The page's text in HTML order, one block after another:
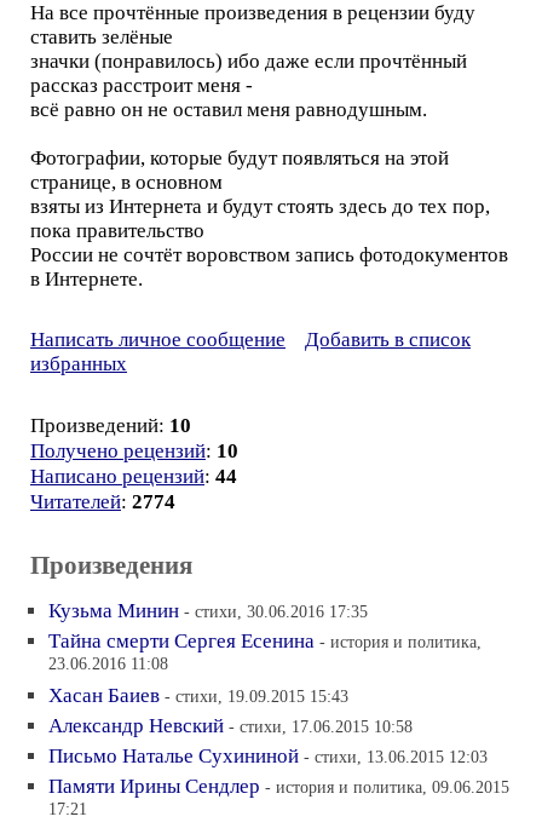
На все прочтённые произведения в рецензии буду
ставить зелёные
значки (понравилось) ибо даже если прочтённый
рассказ расстроит меня -
всё равно он не оставил меня равнодушным.
Фотографии, которые будут появляться на этой
странице, в основном
взяты из Интернета и будут стоять здесь до тех пор,
пока правительство
России не сочтёт воровством запись фотодокументов
в Интернете.
Написать личное сообщение
Добавить в список
избранных
Произведений: 10
Получено рецензий: 10
Написано рецензий: 44
Читателей: 2774
Произведения
Кузьма Минин - стихи, 30.06.2016 17:35
Тайна смерти Сергея Есенина - история и политика,
23.06.2016 11:08
Хасан Баиев - стихи, 19.09.2015 15:43
Александр Невский - стихи, 17.06.2015 10:58
Письмо Наталье Сухининой - стихи, 13.06.2015 12:03
Памяти Ирины Сендлер - история и политика, 09.06.2015
17:21